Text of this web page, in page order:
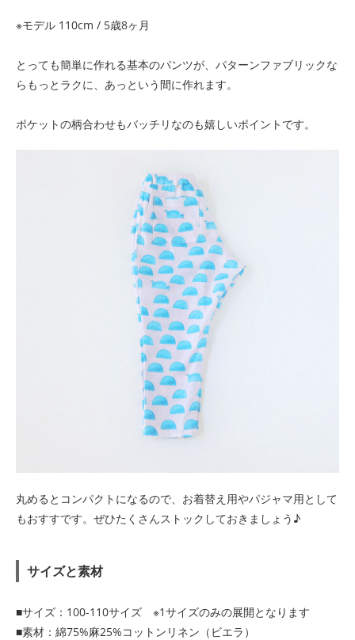
※モデル 110cm / 5歳8ヶ月
とっても簡単に作れる基本のパンツが、パターンファブリックな
らもっとラクに、あっという間に作れます。
ポケットの柄合わせもバッチリなのも嬉しいポイントです。
丸めるとコンパクトになるので、お着替え用やパジャマ用として
もおすすです。ぜひたくさんストックしておきましょう♪
サイズと素材
■サイズ：100-110サイズ ※1サイズのみの展開となります
■素材：綿75%麻25%コットンリネン（ビエラ）